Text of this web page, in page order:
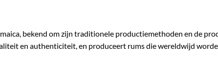
bekend om zijn traditionele productiemethoden en de
en authenticiteit, en produceert rums die wereldwijd